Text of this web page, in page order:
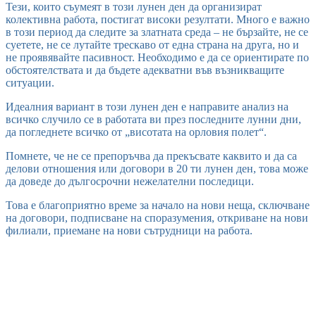
Тези, които съумеят в този лунен ден да организират
колективна работа, постигат високи резултати. Много е важно
в този период да следите за златната среда – не бързайте, не се
суетете, не се лутайте трескаво от една страна на друга, но и
не проявявайте пасивност. Необходимо е да се ориентирате по
обстоятелствата и да бъдете адекватни във възникващите
ситуации.
Идеалния вариант в този лунен ден е направите анализ на
всичко случило се в работата ви през последните лунни дни,
да погледнете всичко от „висотата на орловия полет“.
Помнете, че не се препоръчва да прекъсвате каквито и да са
делови отношения или договори в 20 ти лунен ден, това може
да доведе до дългосрочни нежелателни последици.
Това е благоприятно време за начало на нови неща, сключване
на договори, подписване на споразумения, откриване на нови
филиали, приемане на нови сътрудници на работа.